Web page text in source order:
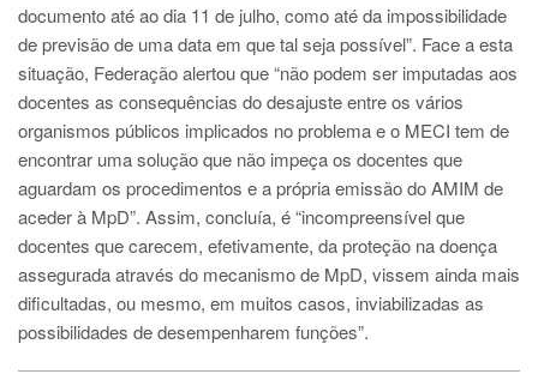
documento até ao dia 11 de julho, como até da impossibilidade
de previsão de uma data em que tal seja possível”. Face a esta
situação, Federação alertou que “não podem ser imputadas aos
docentes as consequências do desajuste entre os vários
organismos públicos implicados no problema e o MECI tem de
encontrar uma solução que não impeça os docentes que
aguardam os procedimentos e a própria emissão do AMIM de
aceder à MpD”. Assim, concluía, é “incompreensível que
docentes que carecem, efetivamente, da proteção na doença
assegurada através do mecanismo de MpD, vissem ainda mais
dificultadas, ou mesmo, em muitos casos, inviabilizadas as
possibilidades de desempenharem funções”.